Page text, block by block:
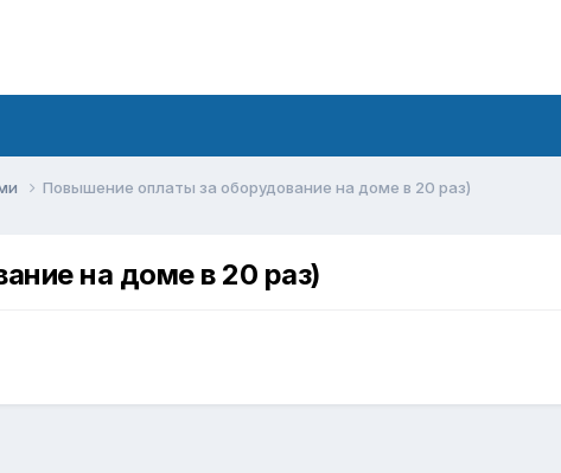
Повышение оплаты за оборудование на доме в 20 раз)
на доме в 20 раз)